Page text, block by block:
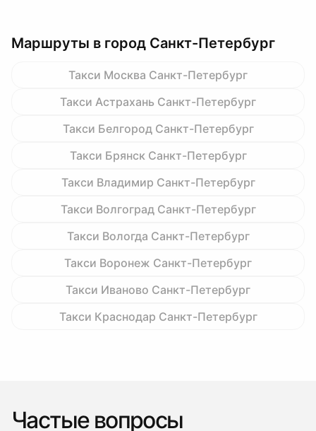
Маршруты в город Санкт-Петербург
Такси Москва Санкт-Петербург
Такси Астрахань Санкт-Петербург
Такси Белгород Санкт-Петербург
Такси Брянск Санкт-Петербург
Такси Владимир Санкт-Петербург
Такси Волгоград Санкт-Петербург
Такси Вологда Санкт-Петербург
Такси Воронеж Санкт-Петербург
Такси Иваново Санкт-Петербург
Такси Краснодар Санкт-Петербург
Частые вопросы